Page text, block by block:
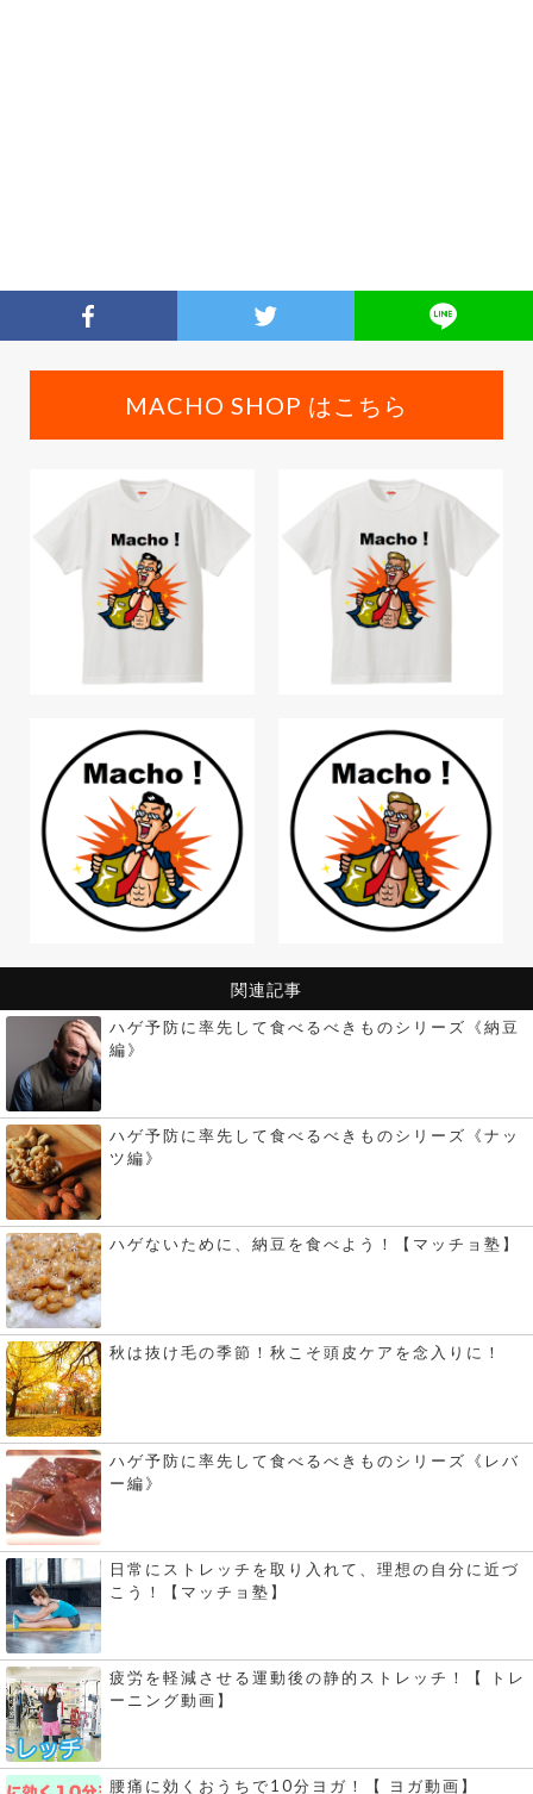
MACHO SHOP はこちら
関連記事
ハゲ予防に率先して食べるべきものシリーズ《納豆
編》
ハゲ予防に率先して食べるべきものシリーズ《ナッ
ツ編》
ハゲないために、納豆を食べよう！【マッチョ塾】
秋は抜け毛の季節！秋こそ頭皮ケアを念入りに！
ハゲ予防に率先して食べるべきものシリーズ《レバ
ー編》
日常にストレッチを取り入れて、理想の自分に近づ
こう！【マッチョ塾】
疲労を軽減させる運動後の静的ストレッチ！【 トレ
ーニング動画】
腰痛に効くおうちで10分ヨガ！【 ヨガ動画】